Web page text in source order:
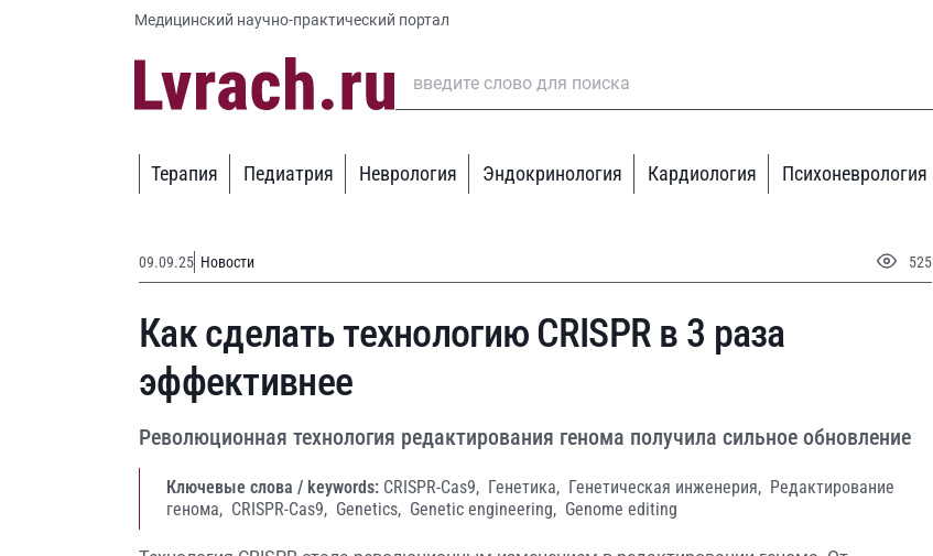
Медицинский научно-практический портал
Терапия Педиатрия Неврология Эндокринология Кардиология Психоневрология
09.09.25 Новости 525
Как сделать технологию CRISPR в 3 раза
эффективнее
Революционная технология редактирования генома получила сильное обновление
Ключевые слова / keywords: CRISPR-Cas9, Генетика, Генетическая инженерия, Редактирование
генома, CRISPR-Cas9, Genetics, Genetic engineering, Genome editing